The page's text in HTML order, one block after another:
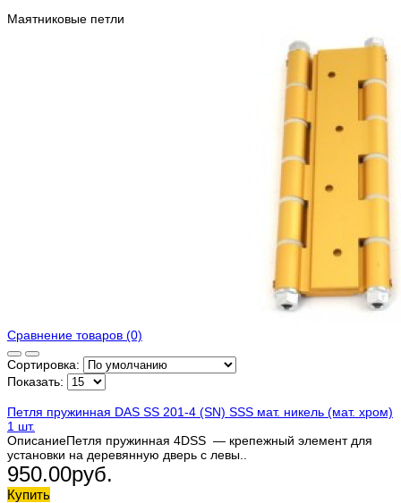
Маятниковые петли
Сравнение товаров (0)
Сортировка:
Показать:
Петля пружинная DAS SS 201-4 (SN) SSS мат. никель (мат. хром)
1 шт.
ОписаниеПетля пружинная 4DSS — крепежный элемент для
установки на деревянную дверь с левы..
950.00руб.
Купить